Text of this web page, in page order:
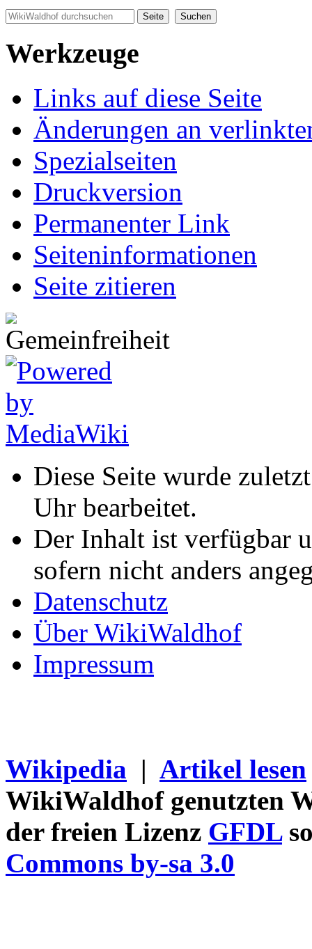
Werkzeuge
Links auf diese Seite
Änderungen an
Spezialseiten
Druckversion
Permanenter Link
Seiten­informationen
Seite zitieren
Diese Seite wurde
Uhr bearbeitet.
Der Inhalt ist verfügbar
sofern nicht anders
Datenschutz
Über WikiWaldhof
Impressum
Wikipedia | Artikel lesen
WikiWaldhof genutzten
der freien Lizenz GFDL
Commons by-sa 3.0